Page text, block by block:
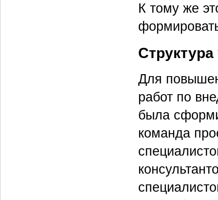
К тому же
Для
работ по
была
команда